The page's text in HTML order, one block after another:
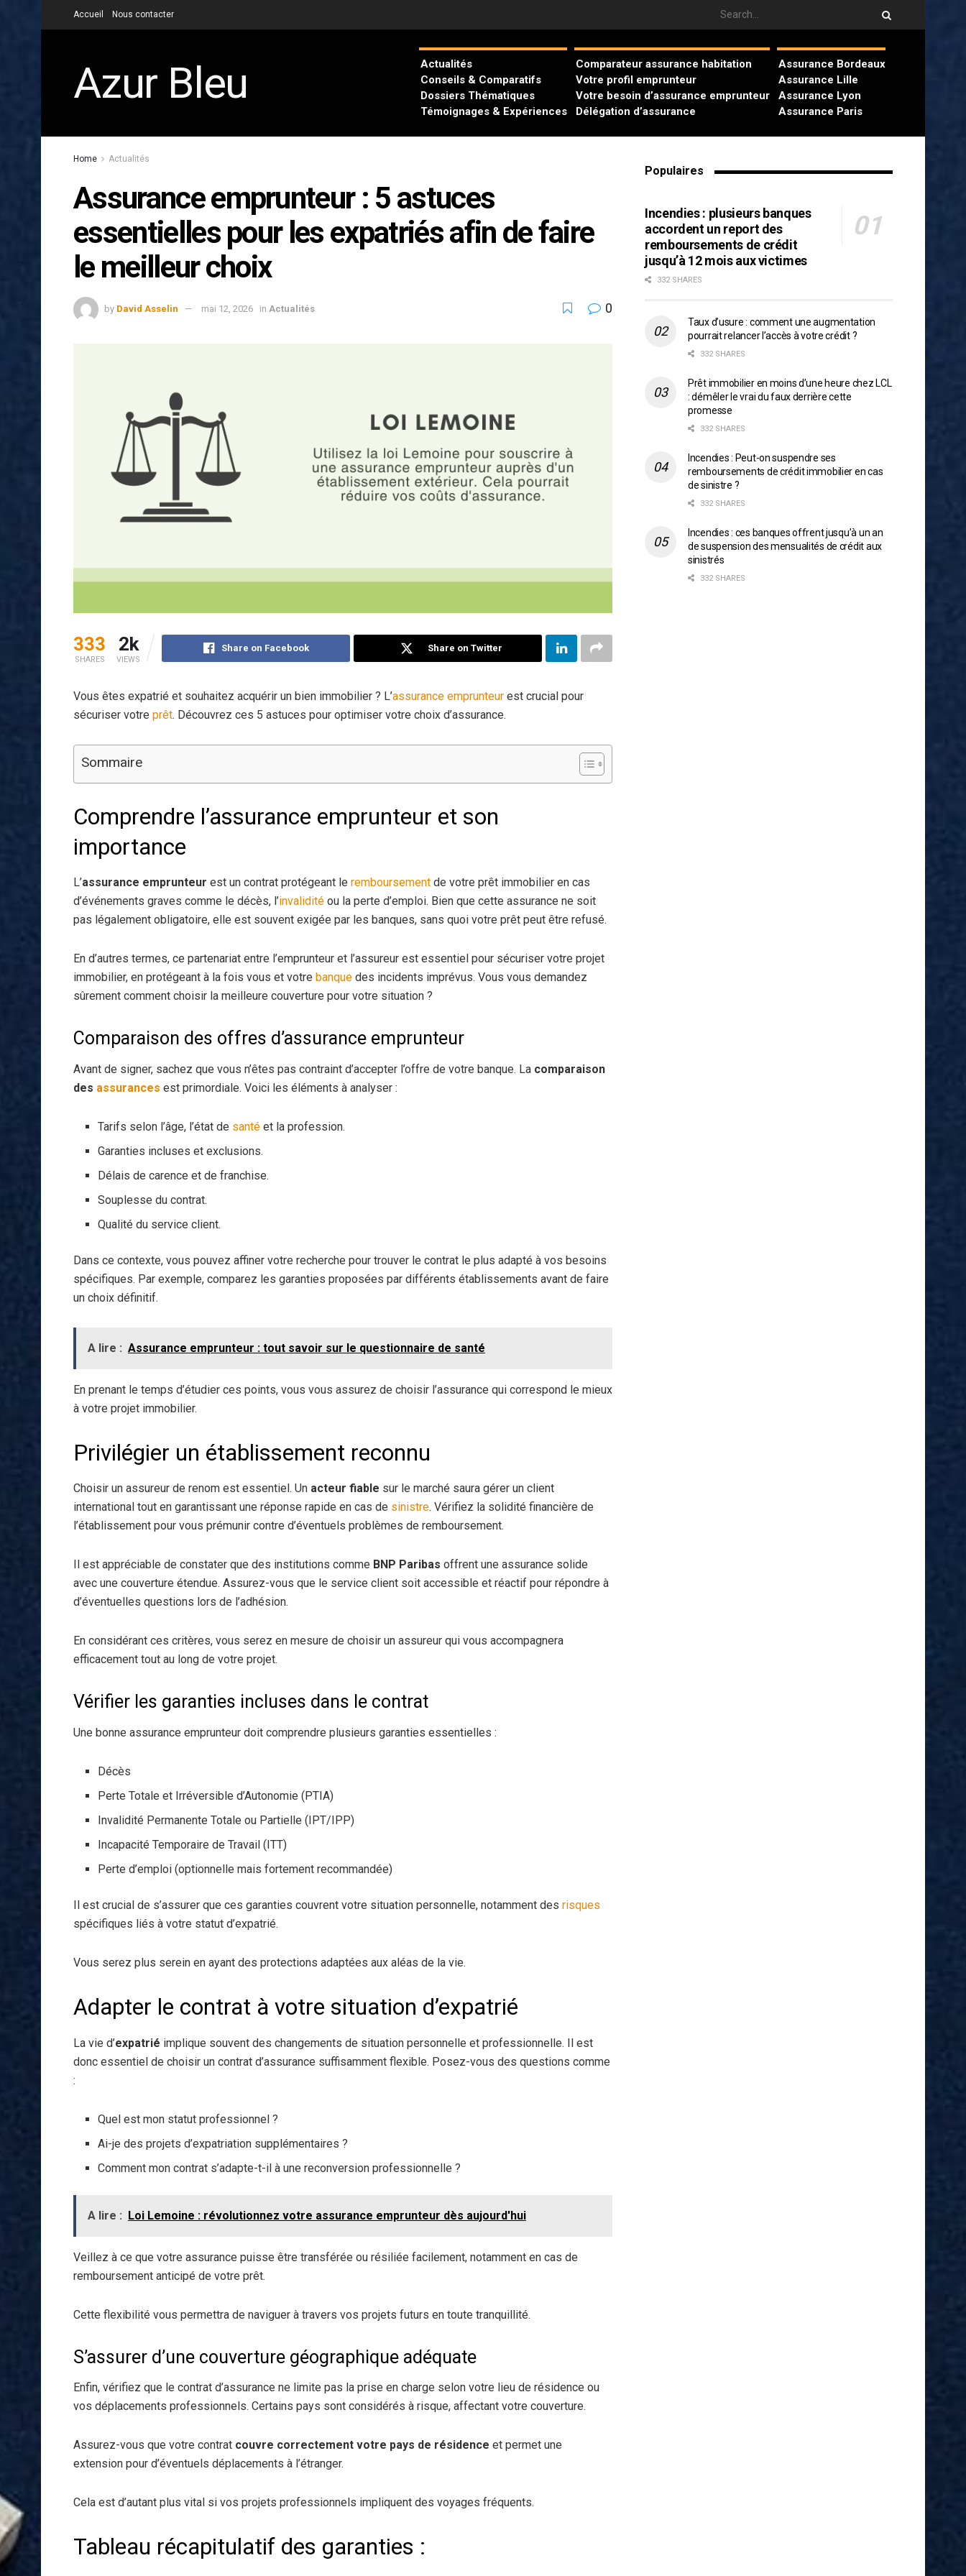
Accueil Nous contacter
Azur Bleu
Actualités
Conseils & Comparatifs
Dossiers Thématiques
Témoignages & Expériences
Comparateur assurance habitation
Votre profil emprunteur
Votre besoin d’assurance emprunteur
Délégation d’assurance
Assurance Bordeaux
Assurance Lille
Assurance Lyon
Assurance Paris
Home Actualités
Assurance emprunteur : 5 astuces
essentielles pour les expatriés afin de faire
le meilleur choix
by David Asselin mai 12, 2026 in Actualités 0
333
SHARES
2k
VIEWS
Share on Facebook Share on Twitter
Vous êtes expatrié et souhaitez acquérir un bien immobilier ? L’assurance emprunteur est crucial pour
sécuriser votre prêt. Découvrez ces 5 astuces pour optimiser votre choix d’assurance.
Sommaire
Comprendre l’assurance emprunteur et son
importance
L’assurance emprunteur est un contrat protégeant le remboursement de votre prêt immobilier en cas
d’événements graves comme le décès, l’invalidité ou la perte d’emploi. Bien que cette assurance ne soit
pas légalement obligatoire, elle est souvent exigée par les banques, sans quoi votre prêt peut être refusé.
En d’autres termes, ce partenariat entre l’emprunteur et l’assureur est essentiel pour sécuriser votre projet
immobilier, en protégeant à la fois vous et votre banque des incidents imprévus. Vous vous demandez
sûrement comment choisir la meilleure couverture pour votre situation ?
Comparaison des offres d’assurance emprunteur
Avant de signer, sachez que vous n’êtes pas contraint d’accepter l’offre de votre banque. La comparaison
des assurances est primordiale. Voici les éléments à analyser :
Tarifs selon l’âge, l’état de santé et la profession.
Garanties incluses et exclusions.
Délais de carence et de franchise.
Souplesse du contrat.
Qualité du service client.
Dans ce contexte, vous pouvez affiner votre recherche pour trouver le contrat le plus adapté à vos besoins
spécifiques. Par exemple, comparez les garanties proposées par différents établissements avant de faire
un choix définitif.
A lire : Assurance emprunteur : tout savoir sur le questionnaire de santé
En prenant le temps d’étudier ces points, vous vous assurez de choisir l’assurance qui correspond le mieux
à votre projet immobilier.
Privilégier un établissement reconnu
Choisir un assureur de renom est essentiel. Un acteur fiable sur le marché saura gérer un client
international tout en garantissant une réponse rapide en cas de sinistre. Vérifiez la solidité financière de
l’établissement pour vous prémunir contre d’éventuels problèmes de remboursement.
Il est appréciable de constater que des institutions comme BNP Paribas offrent une assurance solide
avec une couverture étendue. Assurez-vous que le service client soit accessible et réactif pour répondre à
d’éventuelles questions lors de l’adhésion.
En considérant ces critères, vous serez en mesure de choisir un assureur qui vous accompagnera
efficacement tout au long de votre projet.
Vérifier les garanties incluses dans le contrat
Une bonne assurance emprunteur doit comprendre plusieurs garanties essentielles :
Décès
Perte Totale et Irréversible d’Autonomie (PTIA)
Invalidité Permanente Totale ou Partielle (IPT/IPP)
Incapacité Temporaire de Travail (ITT)
Perte d’emploi (optionnelle mais fortement recommandée)
Il est crucial de s’assurer que ces garanties couvrent votre situation personnelle, notamment des risques
spécifiques liés à votre statut d’expatrié.
Vous serez plus serein en ayant des protections adaptées aux aléas de la vie.
Adapter le contrat à votre situation d’expatrié
La vie d’expatrié implique souvent des changements de situation personnelle et professionnelle. Il est
donc essentiel de choisir un contrat d’assurance suffisamment flexible. Posez-vous des questions comme
:
Quel est mon statut professionnel ?
Ai-je des projets d’expatriation supplémentaires ?
Comment mon contrat s’adapte-t-il à une reconversion professionnelle ?
A lire : Loi Lemoine : révolutionnez votre assurance emprunteur dès aujourd'hui
Veillez à ce que votre assurance puisse être transférée ou résiliée facilement, notamment en cas de
remboursement anticipé de votre prêt.
Cette flexibilité vous permettra de naviguer à travers vos projets futurs en toute tranquillité.
S’assurer d’une couverture géographique adéquate
Enfin, vérifiez que le contrat d’assurance ne limite pas la prise en charge selon votre lieu de résidence ou
vos déplacements professionnels. Certains pays sont considérés à risque, affectant votre couverture.
Assurez-vous que votre contrat couvre correctement votre pays de résidence et permet une
extension pour d’éventuels déplacements à l’étranger.
Cela est d’autant plus vital si vos projets professionnels impliquent des voyages fréquents.
Tableau récapitulatif des garanties :
Populaires
Incendies : plusieurs banques
accordent un report des
remboursements de crédit
jusqu’à 12 mois aux victimes
332 SHARES
Taux d’usure : comment une augmentation
pourrait relancer l’accès à votre crédit ?
332 SHARES
Prêt immobilier en moins d’une heure chez LCL
: démêler le vrai du faux derrière cette
promesse
332 SHARES
Incendies : Peut-on suspendre ses
remboursements de crédit immobilier en cas
de sinistre ?
332 SHARES
Incendies : ces banques offrent jusqu’à un an
de suspension des mensualités de crédit aux
sinistrés
332 SHARES